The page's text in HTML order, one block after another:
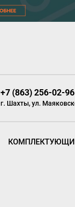
+7 (863) 256-02-96
г. Шахты, ул.